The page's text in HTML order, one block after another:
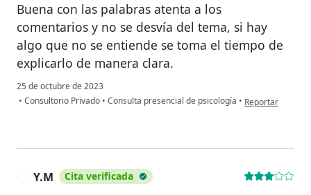
Buena con las palabras atenta a los
comentarios y no se desvía del tema, si hay
algo que no se entiende se toma el tiempo de
explicarlo de manera clara.
25 de octubre de 2023
• Consultorio Privado • Consulta presencial de psicología • en opinión del
Reportar
Y.M Cita verificada